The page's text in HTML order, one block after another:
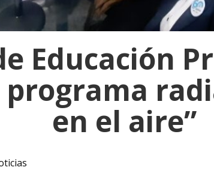
Educación
en el aire”